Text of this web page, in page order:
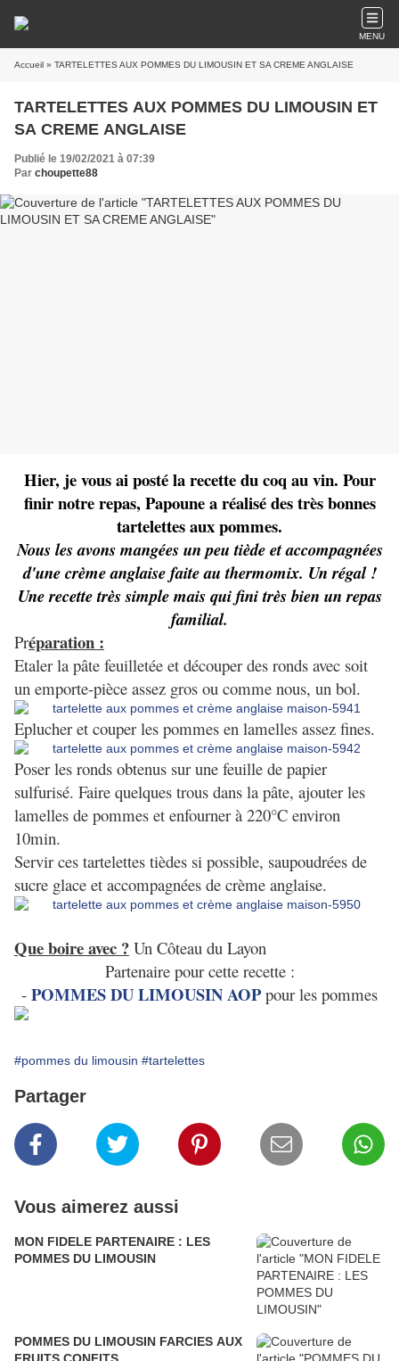
MENU
Accueil » TARTELETTES AUX POMMES DU LIMOUSIN ET SA CREME ANGLAISE
TARTELETTES AUX POMMES DU LIMOUSIN ET
SA CREME ANGLAISE
Publié le 19/02/2021 à 07:39
Par choupette88
Hier, je vous ai posté la recette du coq au vin. Pour
finir notre repas, Papoune a réalisé des très bonnes
tartelettes aux pommes.
Nous les avons mangées un peu tiède et accompagnées
d'une crème anglaise faite au thermomix. Un régal !
Une recette très simple mais qui fini très bien un repas
familial.
Préparation :
Etaler la pâte feuilletée et découper des ronds avec soit
un emporte-pièce assez gros ou comme nous, un bol.
Eplucher et couper les pommes en lamelles assez fines.
Poser les ronds obtenus sur une feuille de papier
sulfurisé. Faire quelques trous dans la pâte, ajouter les
lamelles de pommes et enfourner à 220°C environ
10min.
Servir ces tartelettes tièdes si possible, saupoudrées de
sucre glace et accompagnées de crème anglaise.
Que boire avec ? Un Côteau du Layon
Partenaire pour cette recette :
- POMMES DU LIMOUSIN AOPpour les pommes
#pommes du limousin #tartelettes
Partager
Vous aimerez aussi
MON FIDELE PARTENAIRE : LES
POMMES DU LIMOUSIN
POMMES DU LIMOUSIN FARCIES AUX